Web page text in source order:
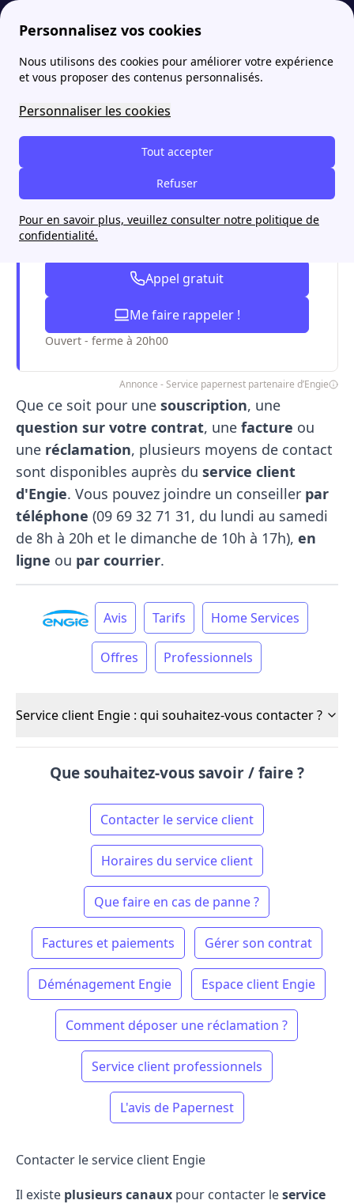
Personnalisez vos cookies
Nous utilisons des cookies pour améliorer votre expérience
et vous proposer des contenus personnalisés.
Personnaliser les cookies
Tout accepter
Refuser
Pour en savoir plus, veuillez consulter notre politique de
confidentialité.
papernest Engie Service client Engie : comment les contacter en 2026 ?
Service client Engie :
comment les contacter en
2026 ?
Les clients papernest économisent
Appel gratuit
Me faire rappeler !
Ouvert - ferme à 20h00
Annonce - Service papernest partenaire d’Engie
Que ce soit pour une souscription, une
question sur votre contrat, une facture ou
une réclamation, plusieurs moyens de contact
sont disponibles auprès du service client
d'Engie. Vous pouvez joindre un conseiller par
téléphone (09​ 69​ 32​ 71​ 31, du lundi au samedi
de 8h à 20h et le dimanche de 10h à 17h), en
ligne ou par courrier.
Avis Tarifs Home Services
Offres Professionnels
Service client Engie : qui souhaitez-vous contacter ?
Que souhaitez-vous savoir / faire ?
Contacter le service client
Horaires du service client
Que faire en cas de panne ?
Factures et paiements Gérer son contrat
Déménagement Engie Espace client Engie
Comment déposer une réclamation ?
Service client professionnels
L'avis de Papernest
Contacter le service client Engie
Il existe plusieurs canaux pour contacter leservice